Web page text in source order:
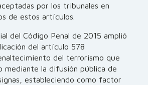
por los tribunales en
de estos artículos.
del Código Penal de 2015 amplió
del artículo 578
del terrorismo que
mediante la difusión pública de
estableciendo como factor